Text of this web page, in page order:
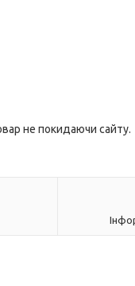
не покидаючи сайту.